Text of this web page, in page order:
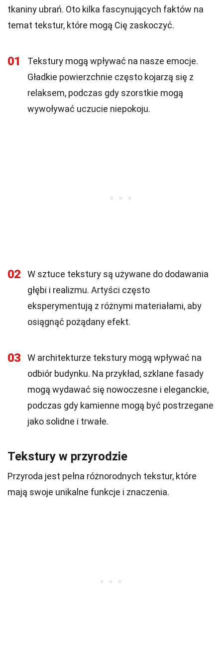
tkaniny ubrań. Oto kilka fascynujących faktów na
temat tekstur, które mogą Cię zaskoczyć.
01
Tekstury mogą wpływać na nasze emocje.
Gładkie powierzchnie często kojarzą się z
relaksem, podczas gdy szorstkie mogą
wywoływać uczucie niepokoju.
02
W sztuce tekstury są używane do dodawania
głębi i realizmu. Artyści często
eksperymentują z różnymi materiałami, aby
osiągnąć pożądany efekt.
03
W architekturze tekstury mogą wpływać na
odbiór budynku. Na przykład, szklane fasady
mogą wydawać się nowoczesne i eleganckie,
podczas gdy kamienne mogą być postrzegane
jako solidne i trwałe.
Tekstury w przyrodzie
Przyroda jest pełna różnorodnych tekstur, które
mają swoje unikalne funkcje i znaczenia.